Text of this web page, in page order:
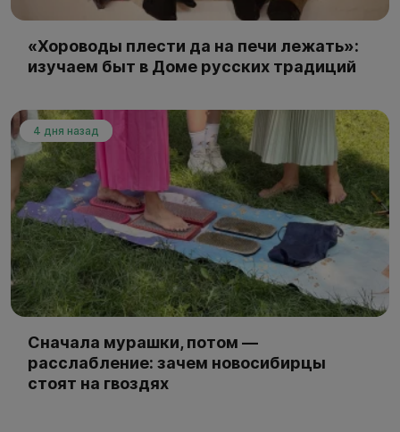
«Хороводы плести да на печи лежать»:
изучаем быт в Доме русских традиций
4 дня назад
Сначала мурашки, потом —
расслабление: зачем новосибирцы
стоят на гвоздях